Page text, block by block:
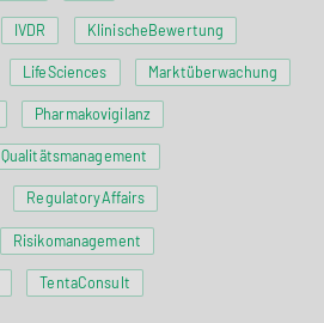
IVDR KlinischeBewertung
LifeSciences Marktüberwachung
Pharmakovigilanz
Qualitätsmanagement
RegulatoryAffairs
Risikomanagement
TentaConsult